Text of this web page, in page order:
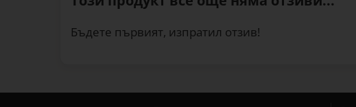
Бъдете първият, изпратил отзив!